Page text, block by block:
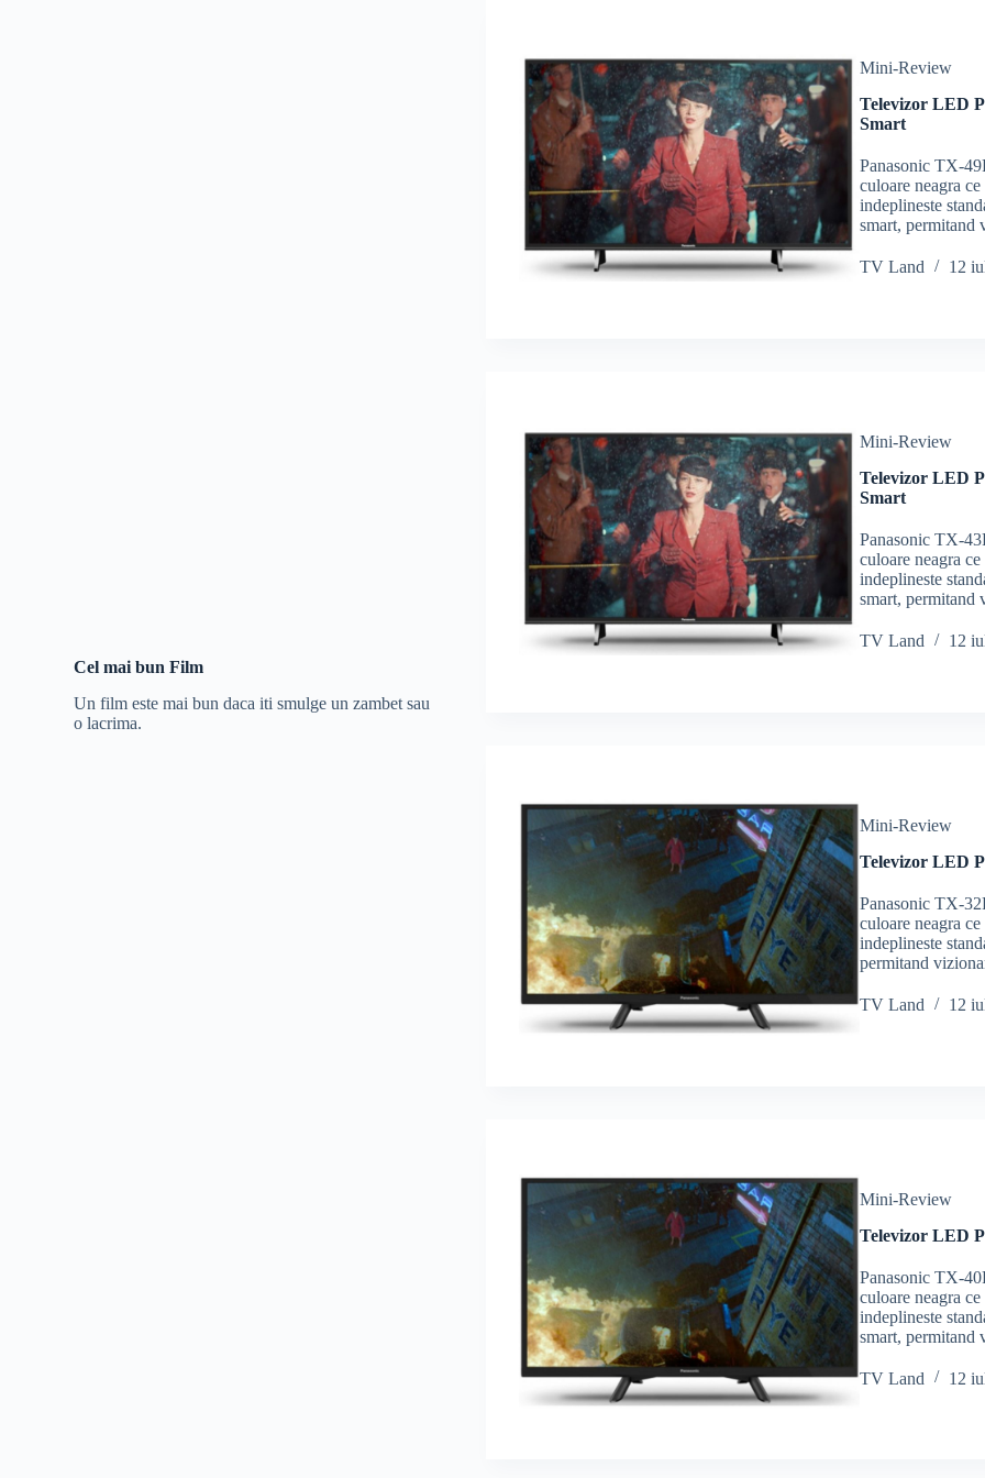
Mini-Review
Televizor LED
Smart
Panasonic TX-
culoare neagra
indeplineste
smart,
TV Land 12
Mini-Review
Televizor LED
Smart
Panasonic TX-
culoare neagra
indeplineste
smart,
TV Land 12
Mini-Review
Televizor LED
Panasonic TX-
culoare neagra
indeplineste
permitand
TV Land 12
Mini-Review
Televizor LED
Panasonic TX-
culoare neagra
indeplineste
smart, permitand
TV Land 12
Cel mai bun Film
Un film este mai bun daca iti smulge un zambet sau
o lacrima.